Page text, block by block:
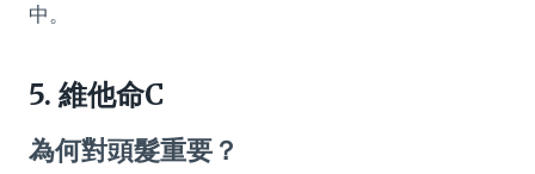
中。
5. 維他命C
為何對頭髮重要？